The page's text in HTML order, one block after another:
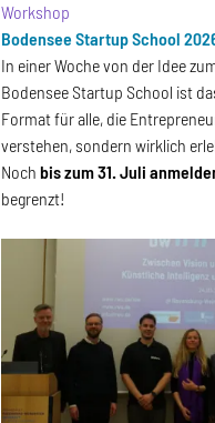
Workshop
Bodensee Startup School
In einer Woche von der Idee
Bodensee Startup School ist
Format für alle, die
verstehen, sondern wirklich
Nochbis zum 31. Juli
begrenzt!